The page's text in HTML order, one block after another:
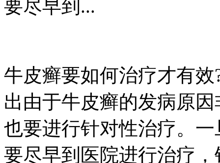
要尽早到...
牛皮癣要如何治疗才有
出由于牛皮癣的发病原
也要进行针对性治疗。
要尽早到医院进行治疗